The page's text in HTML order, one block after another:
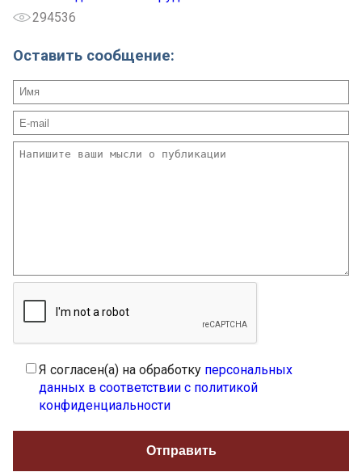
294536
Оставить сообщение:
Я согласен(а) на обработку персональных
данных в соответствии с политикой
конфиденциальности